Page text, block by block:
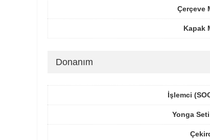
Çerçeve
Kapak
Donanım
İşlemci
Yonga